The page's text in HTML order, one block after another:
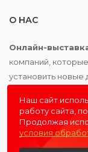
О НАС
Онлайн-
компаний,
установить новые
Наш сайт
работу сайта,
Продолжая
условия